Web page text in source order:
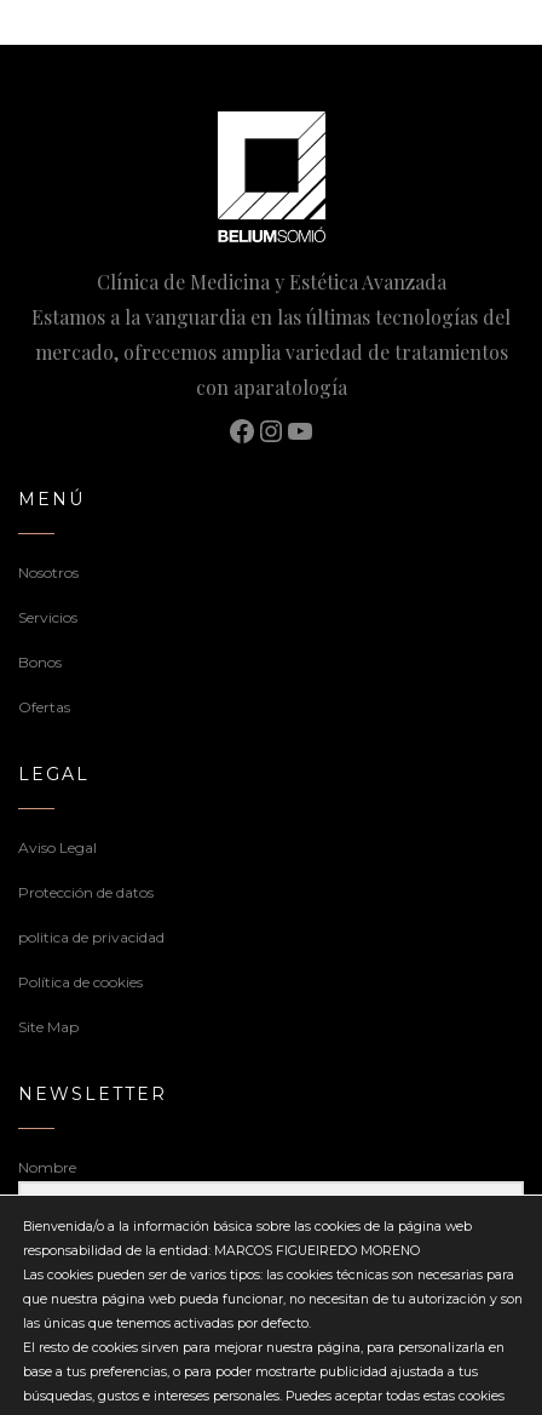
Clínica de Medicina y Estética Avanzada
Estamos a la vanguardia en las últimas tecnologías del
mercado, ofrecemos amplia variedad de tratamientos
con aparatología
Facebook
Instagram
YouTube
MENÚ
Nosotros
Servicios
Bonos
Ofertas
LEGAL
Aviso Legal
Protección de datos
politica de privacidad
Política de cookies
Site Map
NEWSLETTER
Nombre
Dirección de correo electrónico
Enviar
Bienvenida/o a la información básica sobre las cookies de la página web
responsabilidad de la entidad: MARCOS FIGUEIREDO MORENO
Las cookies pueden ser de varios tipos: las cookies técnicas son necesarias para
que nuestra página web pueda funcionar, no necesitan de tu autorización y son
las únicas que tenemos activadas por defecto.
El resto de cookies sirven para mejorar nuestra página, para personalizarla en
base a tus preferencias, o para poder mostrarte publicidad ajustada a tus
búsquedas, gustos e intereses personales. Puedes aceptar todas estas cookies